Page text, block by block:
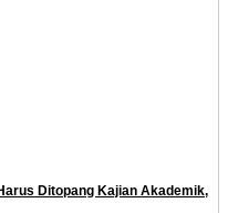
Ditopang Kajian Akademik,